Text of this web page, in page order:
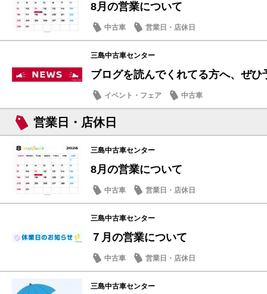
8月の営業について
中古車 営業日・店休日
三島中古車センター
ブログを読んでくれてる方へ、ぜひ
イベント・フェア 中古車
営業日・店休日
三島中古車センター
8月の営業について
中古車 営業日・店休日
三島中古車センター
７月の営業について
中古車 営業日・店休日
三島中古車センター